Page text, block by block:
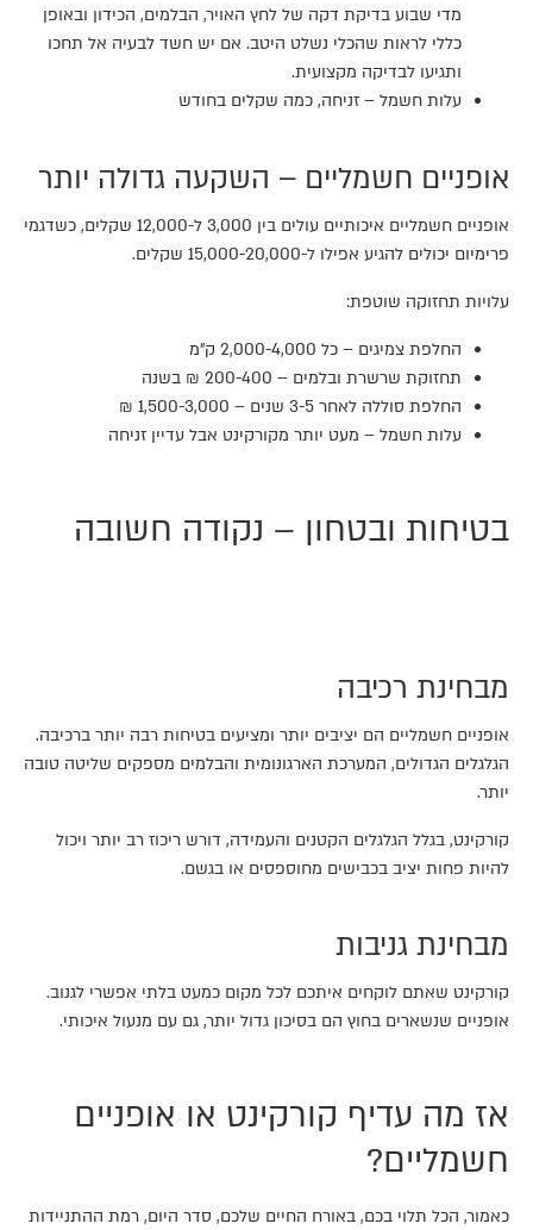
מדי שבוע בדיקת דקה של לחץ האויר, הבלמים, הכידון ובאופן
כללי לראות שהכלי נשלט היטב. אם יש חשד לבעיה אל תחכו
ותגיעו לבדיקה מקצועית.
עלות חשמל – זניחה, כמה שקלים בחודש
אופניים חשמליים – השקעה גדולה יותר
אופניים חשמליים איכותיים עולים בין 3,000 ל-12,000 שקלים, כשדגמי
פרימיום יכולים להגיע אפילו ל-15,000-20,000 שקלים.
עלויות תחזוקה שוטפת:
החלפת צמיגים – כל 2,000-4,000 ק"מ
תחזוקת שרשרת ובלמים – 200-400 ₪ בשנה
החלפת סוללה לאחר 3-5 שנים – 1,500-3,000 ₪
עלות חשמל – מעט יותר מקורקינט אבל עדיין זניחה
בטיחות ובטחון – נקודה חשובה
מבחינת רכיבה
אופניים חשמליים הם יציבים יותר ומציעים בטיחות רבה יותר ברכיבה.
הגלגלים הגדולים, המערכת הארגונומית והבלמים מספקים שליטה טובה
יותר.
קורקינט, בגלל הגלגלים הקטנים והעמידה, דורש ריכוז רב יותר ויכול
להיות פחות יציב בכבישים מחוספסים או בגשם.
מבחינת גניבות
קורקינט שאתם לוקחים איתכם לכל מקום כמעט בלתי אפשרי לגנוב.
אופניים שנשארים בחוץ הם בסיכון גדול יותר, גם עם מנעול איכותי.
אז מה עדיף קורקינט או אופניים
חשמליים?
כאמור, הכל תלוי בכם, באורח החיים שלכם, סדר היום, רמת ההתניידות